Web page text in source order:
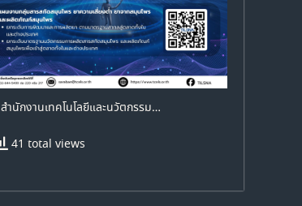
สำนักงานเทคโนโลยีและนวัตกรรม…
41 total views